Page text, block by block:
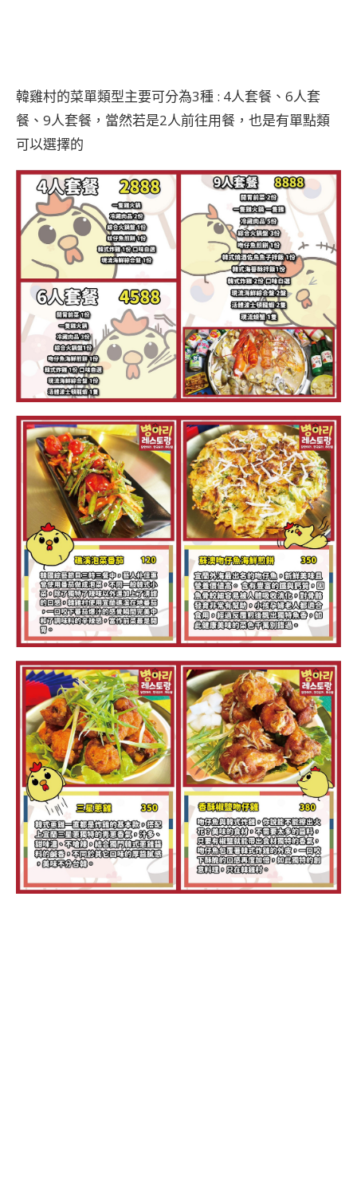
韓雞村的菜單類型主要可分為3種 : 4人套餐、6人套
餐、9人套餐，當然若是2人前往用餐，也是有單點類
可以選擇的